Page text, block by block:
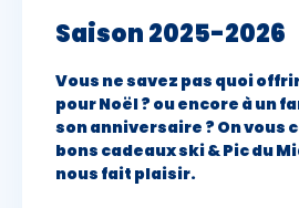
Etudiants -
Avec assurance
?
Saison 2025-2026
Vous ne savez pas quoi
pour Noël ? ou encore à un
son anniversaire ? On vous
bons cadeaux ski & Pic du
nous fait plaisir.